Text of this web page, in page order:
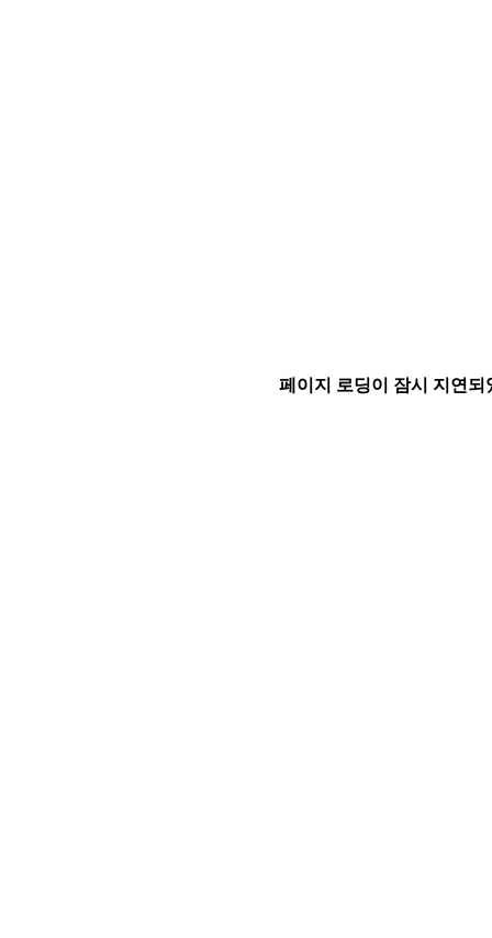
페이지 로딩이 잠시 지연